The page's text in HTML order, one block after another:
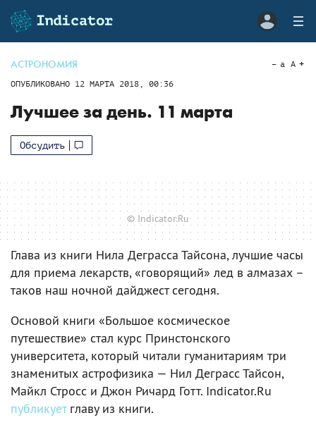
АСТРОНОМИЯ
ОПУБЛИКОВАНО 12 МАРТА 2018, 00:36
a A
Лучшее за день. 11 марта
Обсудить
© Indicator.Ru
Глава из книги Нила Деграсса Тайсона, лучшие часы
для приема лекарств, «говорящий» лед в алмазах –
таков наш ночной дайджест сегодня.
Основой книги «Большое космическое
путешествие» стал курс Принстонского
университета, который читали гуманитариям три
знаменитых астрофизика — Нил Деграсс Тайсон,
Майкл Стросс и Джон Ричард Готт. Indicator.Ru
публикуетглаву из книги.